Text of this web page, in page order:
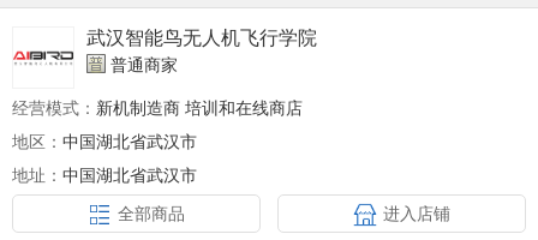
武汉智能鸟无人机飞行学院
普通商家
经营模式： 新机制造商 培训和在线商店
地区： 中国湖北省武汉市
地址： 中国湖北省武汉市
全部商品
进入店铺